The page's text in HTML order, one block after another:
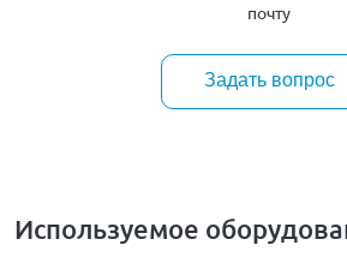
почту
Задать вопрос
Используемое